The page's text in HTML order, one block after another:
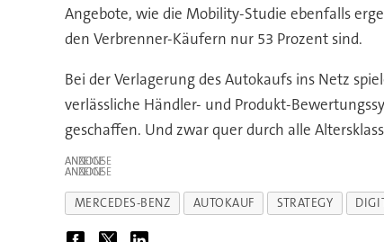
Angebote, wie die Mobility-Studie ebenfalls
den Verbrenner-Käufern nur 53 Prozent sind.
Bei der Verlagerung des Autokaufs ins Netz
verlässliche Händler- und Produkt-
geschaffen. Und zwar quer durch alle
ANZEIGE
ANZEIGE
MERCEDES-BENZ AUTOKAUF STRATEGY